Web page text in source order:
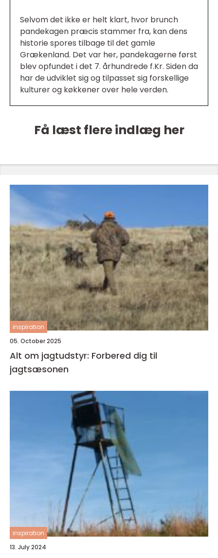
Selvom det ikke er helt klart, hvor brunch
pandekagen præcis stammer fra, kan dens
historie spores tilbage til det gamle
Grækenland. Det var her, pandekagerne først
blev opfundet i det 7. århundrede f.Kr. Siden da
har de udviklet sig og tilpasset sig forskellige
kulturer og køkkener over hele verden.
Få læst flere indlæg her
inspiration
05. October 2025
Alt om jagtudstyr: Forbered dig til
jagtsæsonen
inspiration
13. July 2024